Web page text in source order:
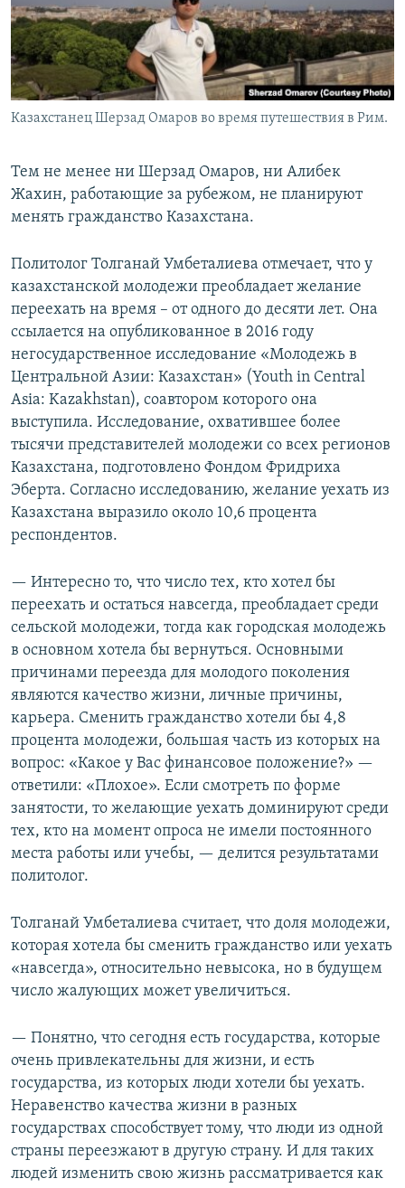
Казахстанец Шерзад Омаров во время путешествия в Рим.
Тем не менее ни Шерзад Омаров, ни Алибек
Жахин, работающие за рубежом, не планируют
менять гражданство Казахстана.
Политолог Толганай Умбеталиева отмечает, что у
казахстанской молодежи преобладает желание
переехать на время – от одного до десяти лет. Она
ссылается на опубликованное в 2016 году
негосударственное исследование «Молодежь в
Центральной Азии: Казахстан» (Youth in Central
Asia: Kazakhstan), соавтором которого она
выступила. Исследование, охватившее более
тысячи представителей молодежи со всех регионов
Казахстана, подготовлено Фондом Фридриха
Эберта. Согласно исследованию, желание уехать из
Казахстана выразило около 10,6 процента
респондентов.
— Интересно то, что число тех, кто хотел бы
переехать и остаться навсегда, преобладает среди
сельской молодежи, тогда как городская молодежь
в основном хотела бы вернуться. Основными
причинами переезда для молодого поколения
являются качество жизни, личные причины,
карьера. Сменить гражданство хотели бы 4,8
процента молодежи, большая часть из которых на
вопрос: «Какое у Вас финансовое положение?» —
ответили: «Плохое». Если смотреть по форме
занятости, то желающие уехать доминируют среди
тех, кто на момент опроса не имели постоянного
места работы или учебы, — делится результатами
политолог.
Толганай Умбеталиева считает, что доля молодежи,
которая хотела бы сменить гражданство или уехать
«навсегда», относительно невысока, но в будущем
число жалующих может увеличиться.
— Понятно, что сегодня есть государства, которые
очень привлекательны для жизни, и есть
государства, из которых люди хотели бы уехать.
Неравенство качества жизни в разных
государствах способствует тому, что люди из одной
страны переезжают в другую страну. И для таких
людей изменить свою жизнь рассматривается как